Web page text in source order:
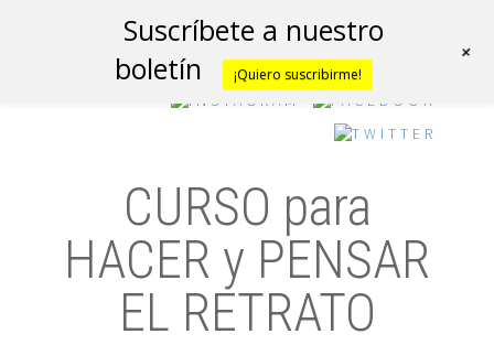
CURSO para
HACER y PENSAR
EL RETRATO
Suscríbete a nuestro
boletín
¡Quiero suscribirme!
+